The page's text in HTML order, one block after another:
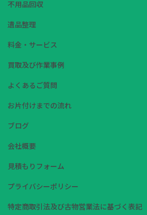
不用品回収
遺品整理
料金・サービス
買取及び作業事例
よくあるご質問
お片付けまでの流れ
ブログ
会社概要
見積もりフォーム
プライバシーポリシー
特定商取引法及び古物営業法に基づく表記